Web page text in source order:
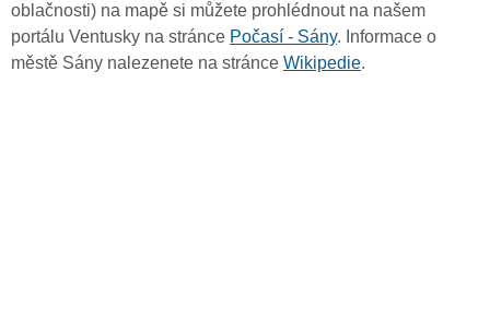
oblačnosti) na mapě si můžete prohlédnout na našem
portálu Ventusky na stránce Počasí - Sány. Informace o
městě Sány nalezenete na stránce Wikipedie.